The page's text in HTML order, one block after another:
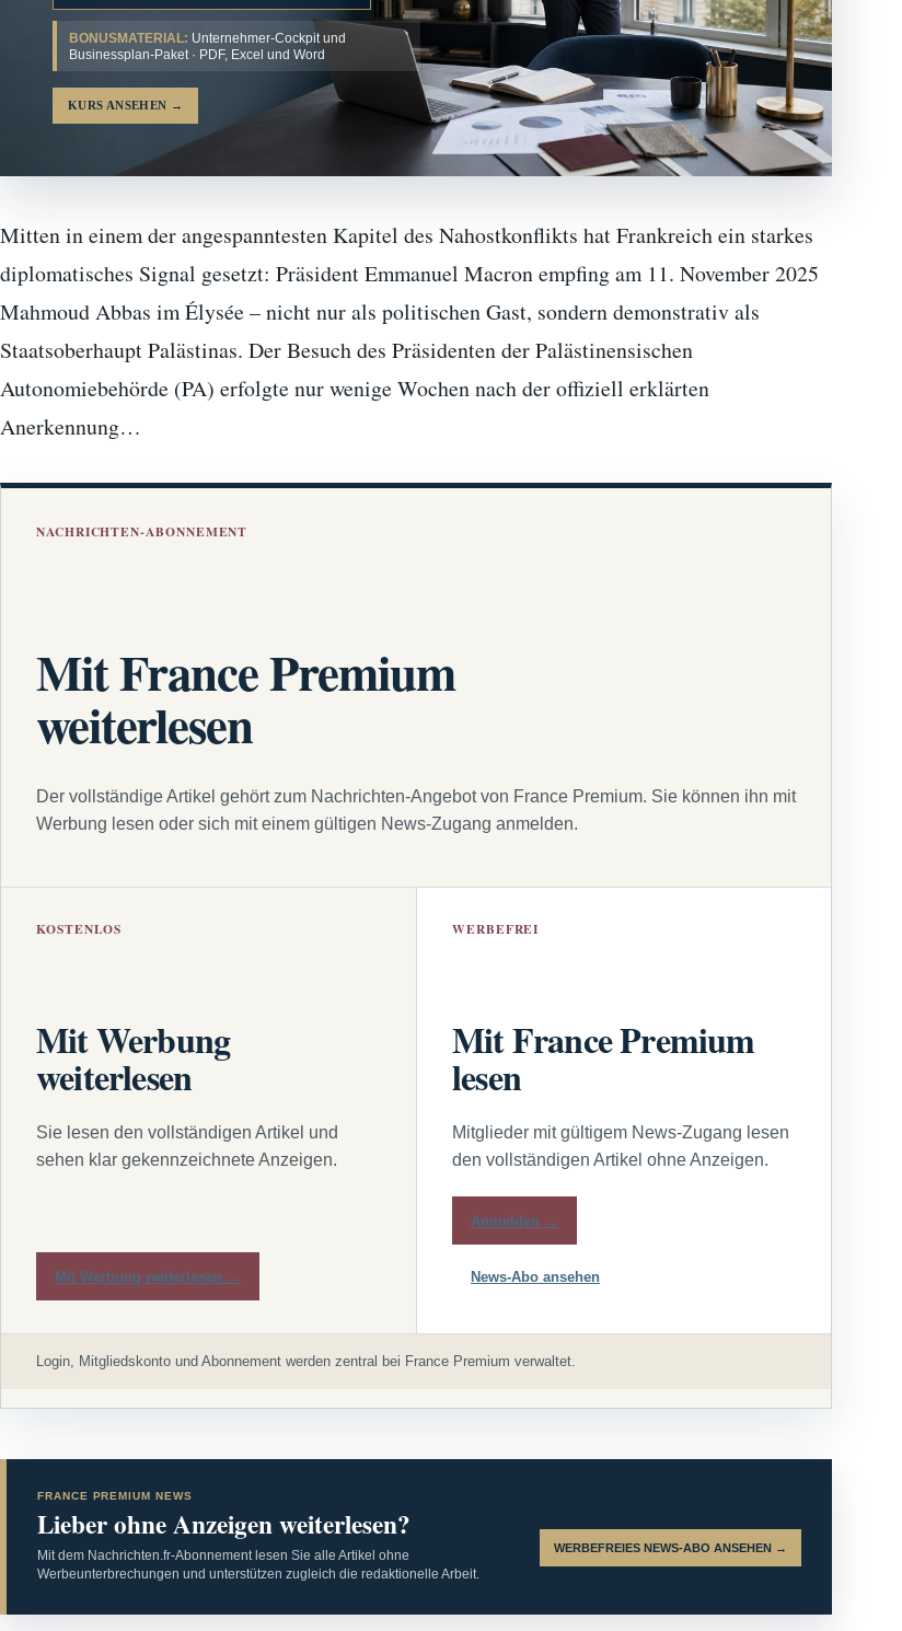
BONUSMATERIAL: Unternehmer-Cockpit und
Businessplan-Paket · PDF, Excel und Word
KURS ANSEHEN →
Mitten in einem der angespanntesten Kapitel des Nahostkonflikts hat Frankreich ein starkes
diplomatisches Signal gesetzt: Präsident Emmanuel Macron empfing am 11. November 2025
Mahmoud Abbas im Élysée – nicht nur als politischen Gast, sondern demonstrativ als
Staatsoberhaupt Palästinas. Der Besuch des Präsidenten der Palästinensischen
Autonomiebehörde (PA) erfolgte nur wenige Wochen nach der offiziell erklärten
Anerkennung…
NACHRICHTEN-ABONNEMENT
Mit France Premium
weiterlesen
Der vollständige Artikel gehört zum Nachrichten-Angebot von France Premium. Sie können ihn mit
Werbung lesen oder sich mit einem gültigen News-Zugang anmelden.
KOSTENLOS
Mit Werbung
weiterlesen
Sie lesen den vollständigen Artikel und
sehen klar gekennzeichnete Anzeigen.
Mit Werbung weiterlesen →
WERBEFREI
Mit France Premium
lesen
Mitglieder mit gültigem News-Zugang lesen
den vollständigen Artikel ohne Anzeigen.
Anmelden →
News-Abo ansehen
Login, Mitgliedskonto und Abonnement werden zentral bei France Premium verwaltet.
FRANCE PREMIUM NEWS
Lieber ohne Anzeigen weiterlesen?
Mit dem Nachrichten.fr-Abonnement lesen Sie alle Artikel ohne
Werbeunterbrechungen und unterstützen zugleich die redaktionelle Arbeit.
WERBEFREIES NEWS-ABO ANSEHEN →